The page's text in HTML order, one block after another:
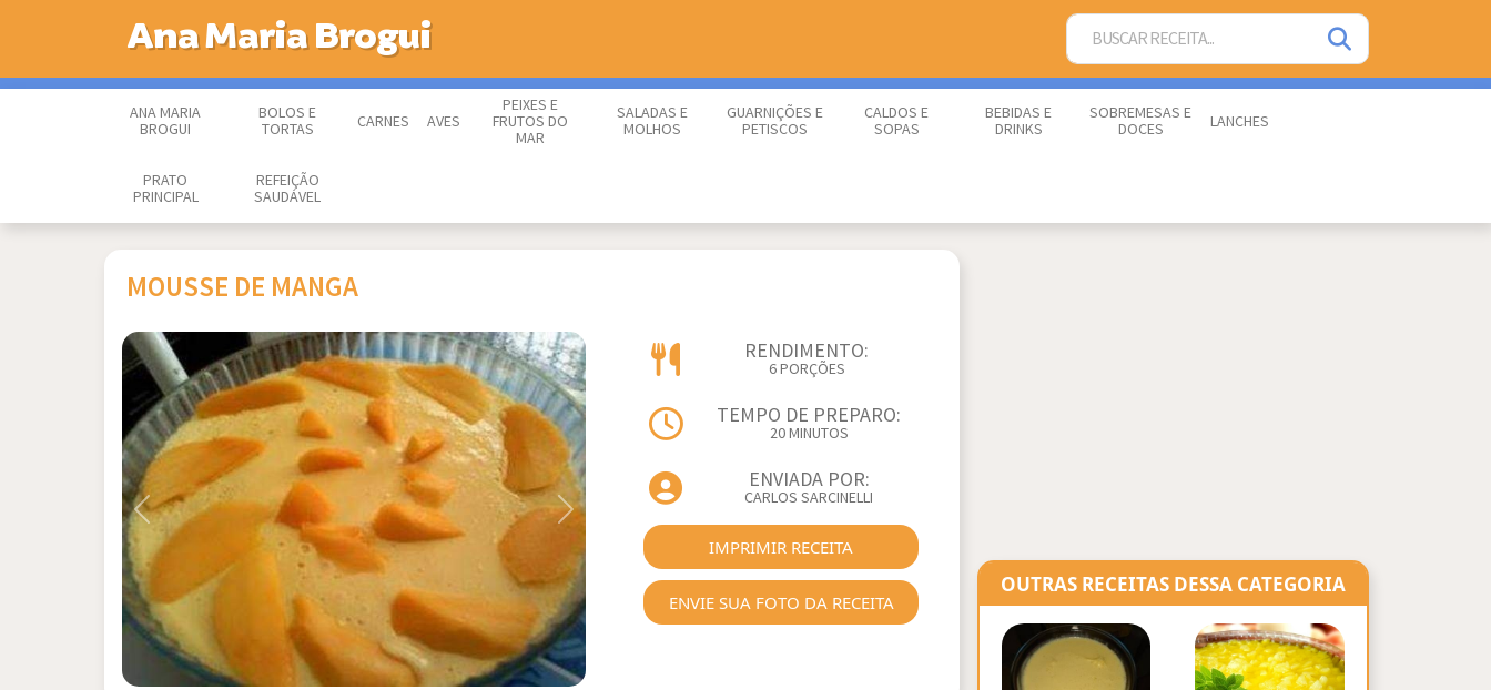
Ana Maria Brogui
ANA MARIA
BROGUI
BOLOS E
TORTAS
CARNES AVES
PEIXES E
FRUTOS DO
MAR
SALADAS E
MOLHOS
GUARNIÇÕES E
PETISCOS
CALDOS E
SOPAS
BEBIDAS E
DRINKS
SOBREMESAS E
DOCES
LANCHES
PRATO
PRINCIPAL
REFEIÇÃO
SAUDÁVEL
MOUSSE DE MANGA
Previous Next
RENDIMENTO:
6 PORÇÕES
TEMPO DE PREPARO:
20 MINUTOS
ENVIADA POR:
CARLOS SARCINELLI
IMPRIMIR RECEITA
ENVIE SUA FOTO DA RECEITA
OUTRAS RECEITAS DESSA CATEGORIA